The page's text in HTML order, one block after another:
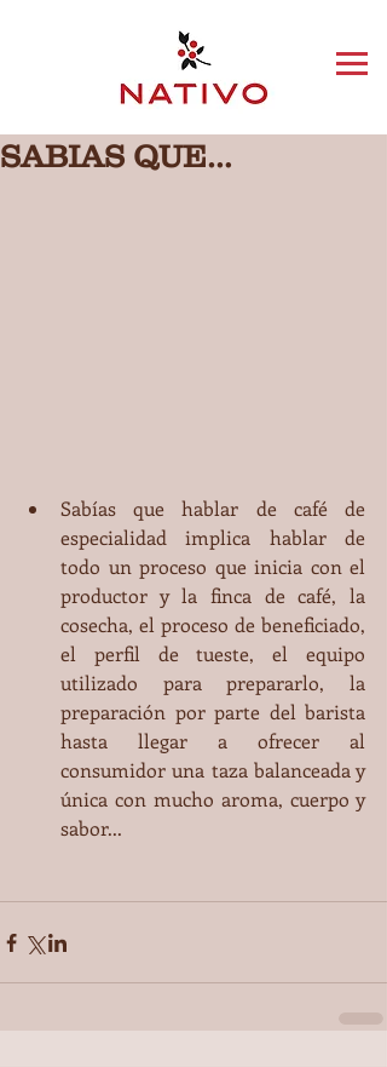
SABIAS QUE…
Sabías que hablar de café de
especialidad implica hablar de
todo un proceso que inicia con el
productor y la finca de café, la
cosecha, el proceso de beneficiado,
el perfil de tueste, el equipo
utilizado para prepararlo, la
preparación por parte del barista
hasta llegar a ofrecer al
consumidor una taza balanceada y
única con mucho aroma, cuerpo y
sabor...